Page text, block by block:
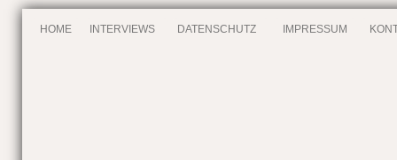
HOME INTERVIEWS DATENSCHUTZ IMPRESSUM